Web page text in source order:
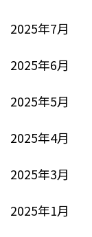
2025年7月
2025年6月
2025年5月
2025年4月
2025年3月
2025年1月